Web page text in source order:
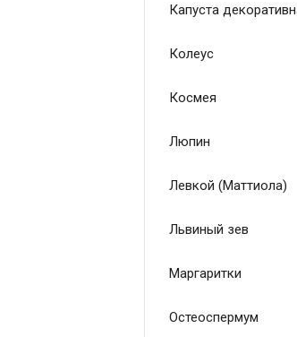
Капуста
Колеус
Космея
Люпин
Левкой (Маттиола)
Львиный зев
Маргаритки
Остеоспермум